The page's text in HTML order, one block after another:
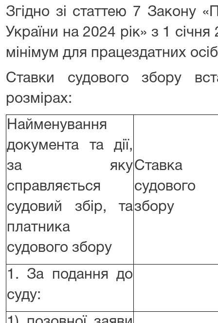
Згідно зі статтею 7 Закону
України на 2024 рік» з 1
мінімум для працездатних
Ставки судового збору
розмірах:
Найменування
документа та дії,
за яку
справляється
судовий збір, та
платника
судового збору
Ставка
судового
збору
1. За подання до
суду: